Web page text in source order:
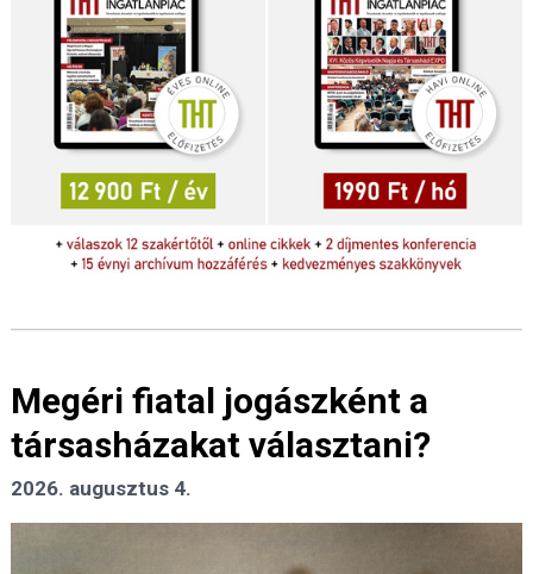
Megéri fiatal jogászként a
társasházakat választani?
2026. augusztus 4.